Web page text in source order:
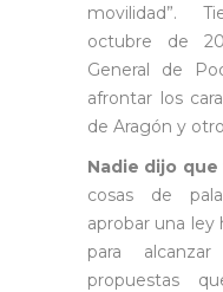
movilidad”.
octubre de
General de
afrontar los
de Aragón y
Nadie dijo
cosas de
aprobar una ley
para
propuestas